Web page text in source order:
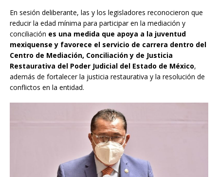
En sesión deliberante, las y los legisladores reconocieron que
reducir la edad mínima para participar en la mediación y
conciliación es una medida que apoya a la juventud
mexiquense y favorece el servicio de carrera dentro del
Centro de Mediación, Conciliación y de Justicia
Restaurativa del Poder Judicial del Estado de México,
además de fortalecer la justicia restaurativa y la resolución de
conflictos en la entidad.